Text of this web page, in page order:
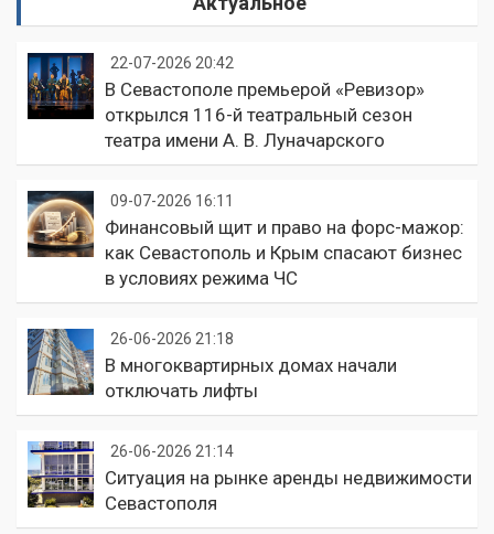
22-07-2026 20:42
В Севастополе премьерой «Ревизор»
открылся 116-й театральный сезон
театра имени А. В. Луначарского
09-07-2026 16:11
Финансовый щит и право на форс-мажор:
как Севастополь и Крым спасают бизнес
в условиях режима ЧС
26-06-2026 21:18
В многоквартирных домах начали
отключать лифты
26-06-2026 21:14
Ситуация на рынке аренды недвижимости
Севастополя